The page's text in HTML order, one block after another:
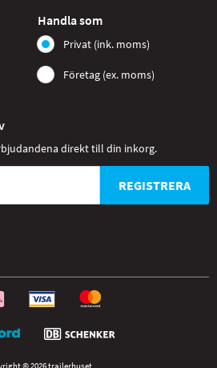
Handla som
Privat (ink. moms)
Företag (ex. moms)
direkt till din inkorg.
REGISTRERA